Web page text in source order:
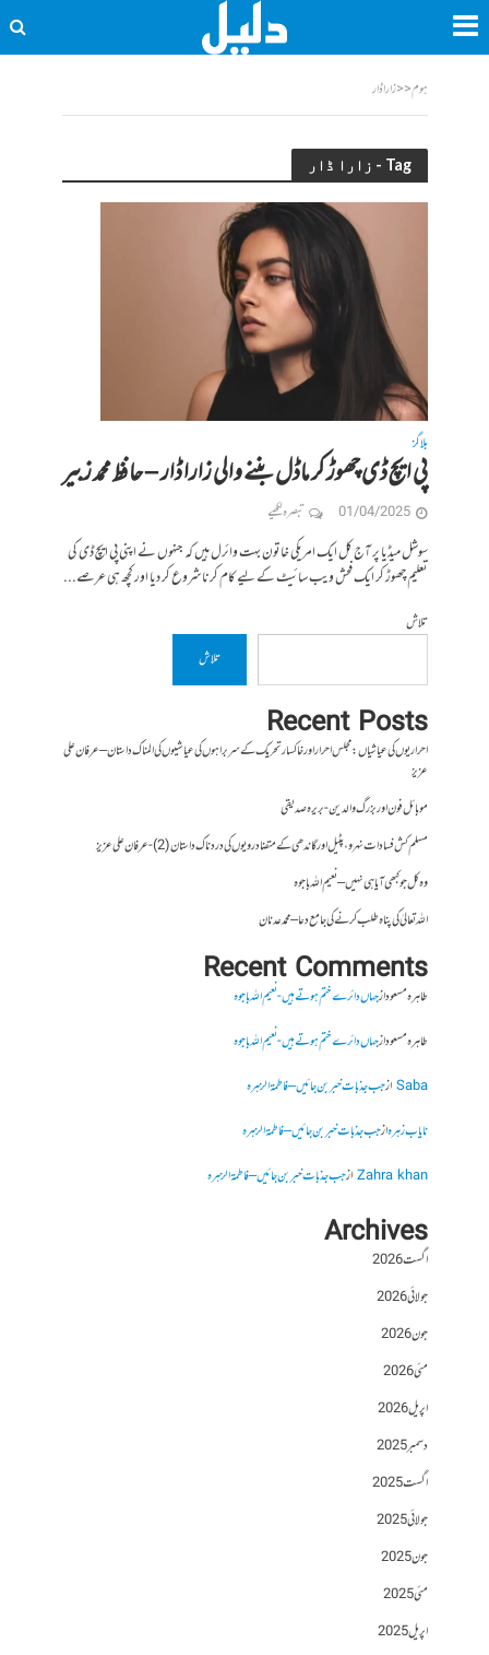
ہوم<<زارا ڈار
Tag - زارا ڈار
بلاگز
پی ایچ ڈی چھوڑ کر ماڈل بننے والی زارا ڈار – حافظ محمد زبیر
01/04/2025 تبصرہ لکھیے
سوشل میڈیا پر آج کل ایک امریکی خاتون بہت وائرل ہیں کہ جنہوں نے اپنی پی ایچ ڈی کی
تعلیم چھوڑ کر ایک فحش ویب سائیٹ کے لیے کام کرنا شروع کر دیا اور کچھ ہی عرصے...
تلاش
تلاش
Recent Posts
احراریوں کی عیاشیاں : مجلس احرار اور خاکسار تحریک کے سربراہوں کی عیاشیوں کی المناک داستان – عرفان علی
عزیز
موبائل فون اور بزرگ والدین- بریرہ صدیقی
مسلم کش فسادات نہرو، پٹیل اور گاندھی کے متضاد رویوں کی درد ناک داستان (2)- عرفان علی عزیز
وہ کل جو کبھی آیا ہی نہیں – نعیم اللہ باجوہ
اللہ تعالیٰ کی پناہ طلب کرنے کی جامع دعا – محمد عدنان
Recent Comments
طاہرہ مسعودازجہاں دائرے ختم ہوتے ہیں- نعیم اللہ باجوہ
طاہرہ مسعودازجہاں دائرے ختم ہوتے ہیں- نعیم اللہ باجوہ
Sabaازجب جذبات خبر بن جائیں – فاطمۃالزہرہ
نایاب زہرہازجب جذبات خبر بن جائیں – فاطمۃالزہرہ
Zahra khanازجب جذبات خبر بن جائیں – فاطمۃالزہرہ
Archives
اگست 2026
جولائی 2026
جون 2026
مئی 2026
اپریل 2026
دسمبر 2025
اگست 2025
جولائی 2025
جون 2025
مئی 2025
اپریل 2025